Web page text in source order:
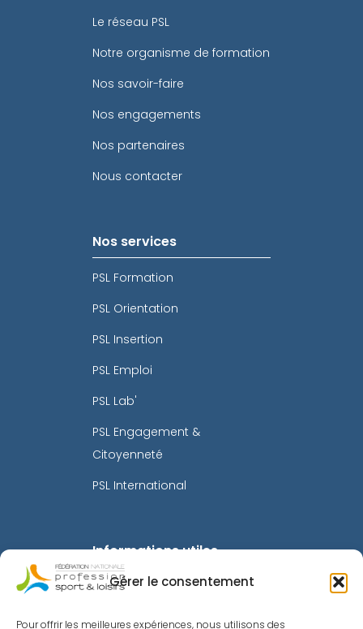
Gérer le consentement
Pour offrir les meilleures expériences, nous utilisons des
Le réseau PSL
Notre organisme de formation
Nos savoir-faire
Nos engagements
Nos partenaires
Nous contacter
Nos services
PSL Formation
PSL Orientation
PSL Insertion
PSL Emploi
PSL Lab'
PSL Engagement &
Citoyenneté
PSL International
Informations utiles
Mentions légales
Politique de confidentialité